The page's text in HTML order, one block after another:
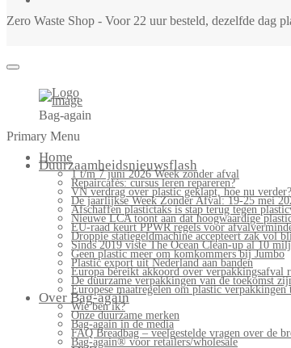
Zero Waste Shop - Voor 22 uur besteld, dezelfde dag
Bag-again
Primary Menu
Home
Duurzaamheidsnieuwsflash
1 t/m 7 juni 2026 Week zonder afval
Repaircafés: cursus leren repareren?
VN verdrag over plastic geklapt, hoe nu verder?
De jaarlijkse Week Zonder Afval: 19-25 mei
Afschaffen plastictaks is stap terug tegen
Nieuwe LCA toont aan dat hoogwaardige
EU-raad keurt PPWR regels voor
Droppie statiegeldmachine accepteert zak vol
Sinds 2019 viste The Ocean Clean-up al 10
Geen plastic meer om komkommers bij Jumbo
Plastic export uit Nederland aan banden
Europa bereikt akkoord over verpakkingsafval
De duurzame verpakkingen van de toekomst
Europese maatregelen om plastic verpakkingen
Over Bag-again
Wie ben ik?
Onze duurzame merken
Bag-again in de media
FAQ Breadbag – veelgestelde vragen over de
Bag-again® voor retailers/wholesale